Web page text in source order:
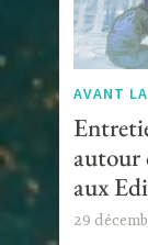
AVANT
autour
aux
29